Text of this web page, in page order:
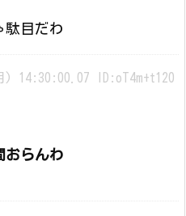
駄目だわ
) 14:30:00.07 ID:oT4m+t120
おらんわ